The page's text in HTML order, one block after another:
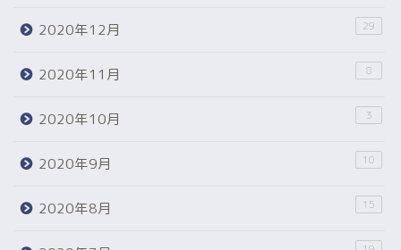
2020年12月 29
2020年11月 8
2020年10月 3
2020年9月 10
2020年8月 15